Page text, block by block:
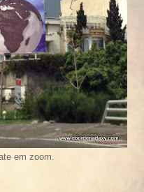
em zoom.